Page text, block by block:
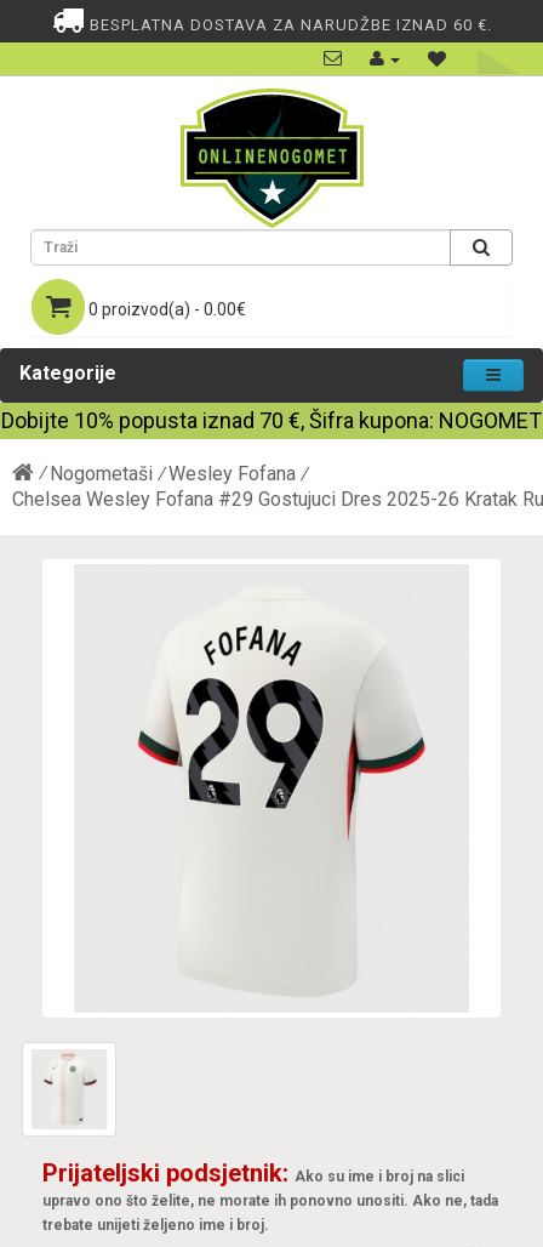
BESPLATNA DOSTAVA ZA NARUDŽBE IZNAD 60 €.
0 proizvod(a) - 0.00€
Kategorije
Dobijte 10% popusta iznad 70 €, Šifra kupona: NOGOMET
Nogometaši
Wesley Fofana
Chelsea Wesley Fofana #29 Gostujuci Dres 2025-26 Kratak
Prijateljski podsjetnik: Ako su ime i broj na slici
upravo ono što želite, ne morate ih ponovno unositi. Ako ne, tada
trebate unijeti željeno ime i broj.